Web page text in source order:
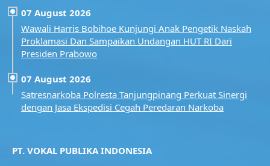
07 August 2026
Wawali Harris Bobihoe Kunjungi Anak Pengetik Naskah
Proklamasi Dan Sampaikan Undangan HUT RI Dari
Presiden Prabowo
07 August 2026
Satresnarkoba Polresta Tanjungpinang Perkuat Sinergi
dengan Jasa Ekspedisi Cegah Peredaran Narkoba
PT. VOKAL PUBLIKA INDONESIA